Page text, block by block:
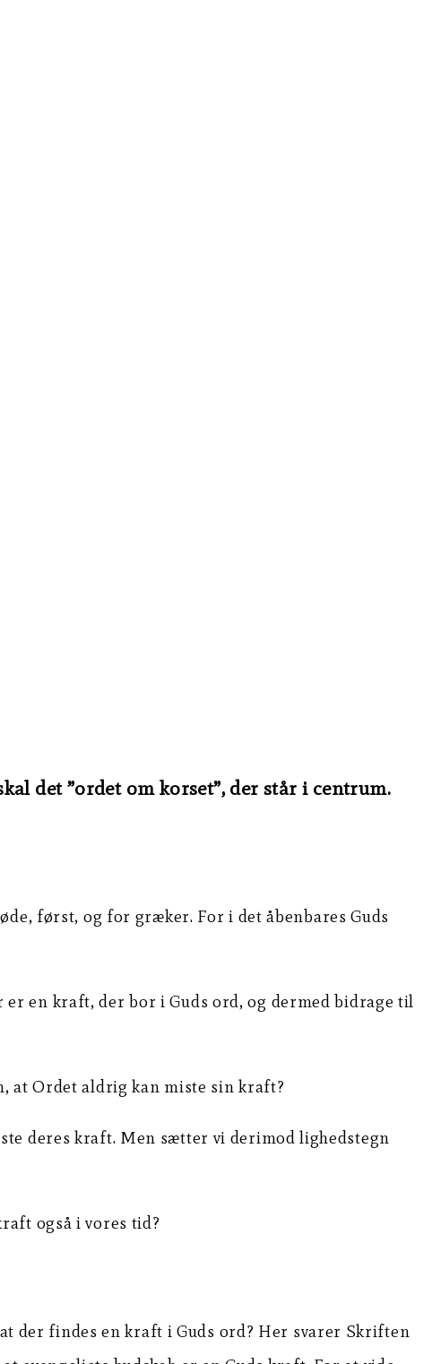
det ”ordet om korset”, der står i centrum.
først, og for græker. For i det åbenbares Guds
er en kraft, der bor i Guds ord, og dermed bidrage til
at Ordet aldrig kan miste sin kraft?
deres kraft. Men sætter vi derimod lighedstegn
også i vores tid?
der findes en kraft i Guds ord? Her svarer Skriften